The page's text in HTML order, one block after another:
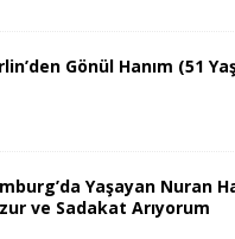
Gönül Hanım (51
Yaşayan Nuran
ve Sadakat Arıyorum